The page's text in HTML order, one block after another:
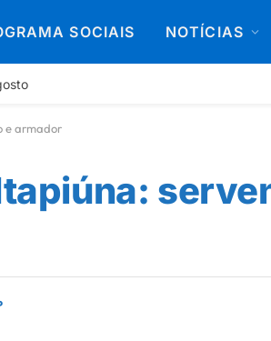
SOCIAIS NOTÍCIAS
e armador